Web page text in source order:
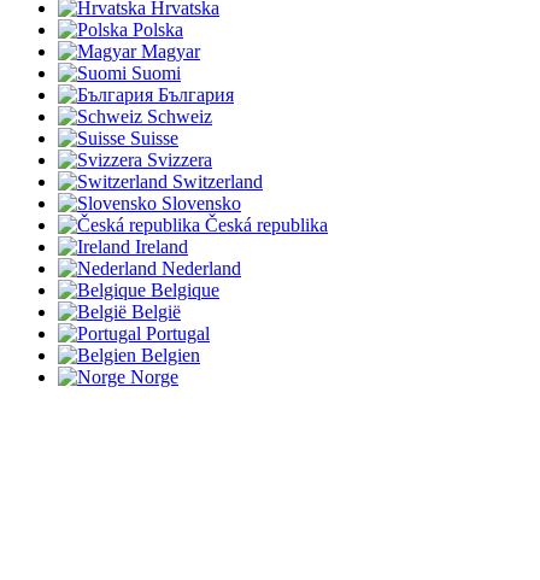
Hrvatska
Polska
Magyar
Suomi
България
Schweiz
Suisse
Svizzera
Switzerland
Slovensko
Česká republika
Ireland
Nederland
Belgique
België
Portugal
Belgien
Norge